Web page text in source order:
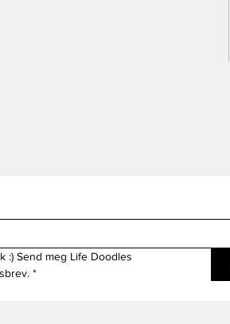
:) Send meg Life Doodles
*